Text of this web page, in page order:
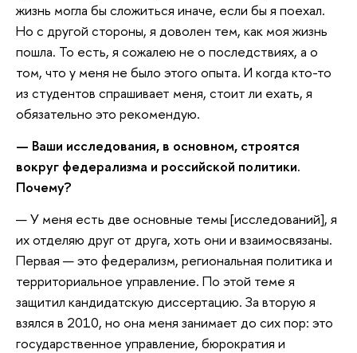
жизнь могла бы сложиться иначе, если бы я поехал.
Но с другой стороны, я доволен тем, как моя жизнь
пошла. То есть, я сожалею не о последствиях, а о
том, что у меня не было этого опыта. И когда кто-то
из студентов спрашивает меня, стоит ли ехать, я
обязательно это рекомендую.
— Ваши исследования, в основном, строятся
вокруг федерализма и российской политики.
Почему?
— У меня есть две основные темы [исследований], я
их отделяю друг от друга, хоть они и взаимосвязаны.
Первая — это федерализм, региональная политика и
территориальное управление. По этой теме я
защитил кандидатскую диссертацию. За вторую я
взялся в 2010, но она меня занимает до сих пор: это
государственное управление, бюрократия и